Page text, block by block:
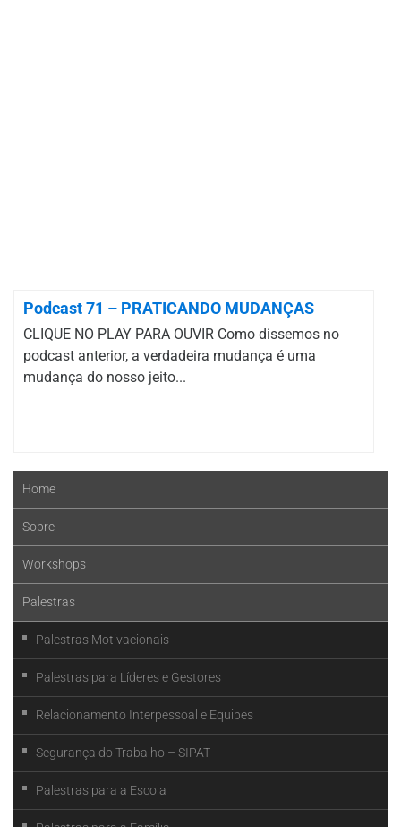
Podcast 71 – PRATICANDO MUDANÇAS
CLIQUE NO PLAY PARA OUVIR Como dissemos no
podcast anterior, a verdadeira mudança é uma
mudança do nosso jeito...
Home
Sobre
Workshops
Palestras
Palestras Motivacionais
Palestras para Líderes e Gestores
Relacionamento Interpessoal e Equipes
Segurança do Trabalho – SIPAT
Palestras para a Escola